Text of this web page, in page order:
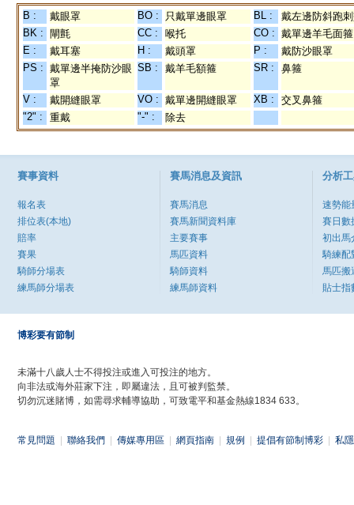
B : 戴眼罩 BO : 只戴單邊眼罩 BL :
戴左邊防斜跑
BK :
閘氈 CC : 喉托 CO : 戴單邊羊毛面箍
E :
戴耳塞 H : 戴頭罩 P :
戴防沙眼罩
PS : 戴單邊半掩防沙眼
罩
SB : 戴羊毛額箍 SR : 鼻箍
V : 戴開縫眼罩 VO : 戴單邊開縫眼罩 XB :
交叉鼻箍
"2" :
重戴 "-" : 除去
賽事資料
報名表
排位表(本地)
賠率
賽果
騎師分場表
練馬師分場表
賽馬消息及資訊
賽馬消息
賽馬新聞資料庫
主要賽事
馬匹資料
騎師資料
練馬師資料
分析
速勢能
賽日數
初出馬
騎練配
馬匹搬
貼士指
博彩要有節制
未滿十八歲人士不得投注或進入可投注的地方。
向非法或海外莊家下注，即屬違法，且可被判監禁。
切勿沉迷賭博，如需尋求輔導協助，可致電平和基金熱線1834 633。
常見問題 聯絡我們 傳媒專用區 網頁指南 規例 提倡有節制博彩 私